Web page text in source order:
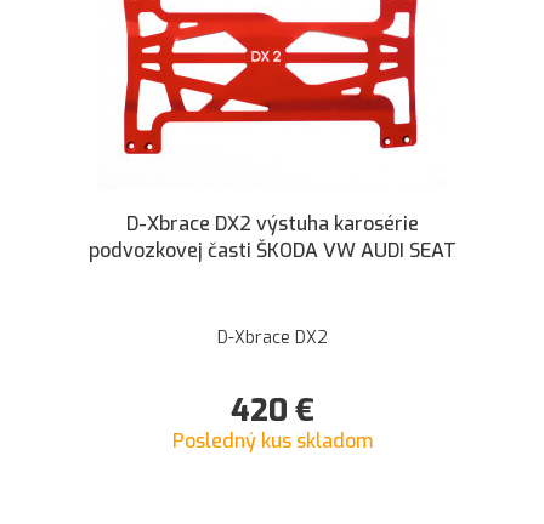
D-Xbrace DX2 výstuha karosérie
podvozkovej časti ŠKODA VW AUDI SEAT
D-Xbrace DX2
420 €
Posledný kus skladom